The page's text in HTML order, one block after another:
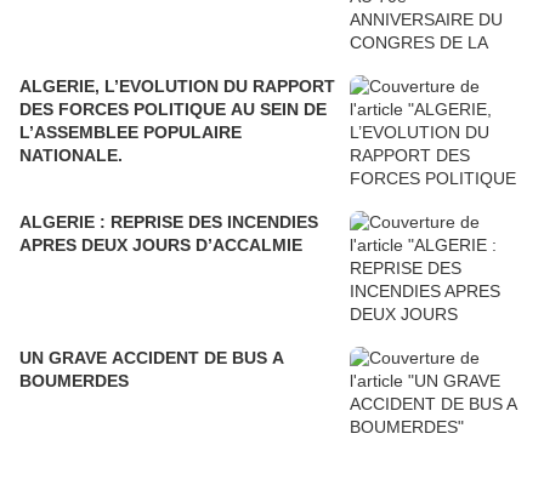
ALGERIE, L’EVOLUTION DU RAPPORT
DES FORCES POLITIQUE AU SEIN DE
L’ASSEMBLEE POPULAIRE
NATIONALE.
ALGERIE : REPRISE DES INCENDIES
APRES DEUX JOURS D’ACCALMIE
UN GRAVE ACCIDENT DE BUS A
BOUMERDES